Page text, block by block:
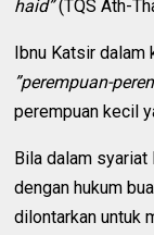
haid”(TQS Ath-
Ibnu Katsir dalam
”perempuan-
perempuan kecil
Bila dalam syariat
dengan hukum
dilontarkan untuk